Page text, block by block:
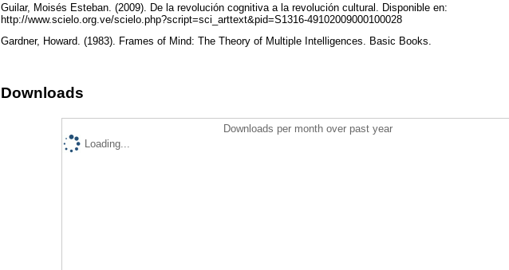
Guilar, Moisés Esteban. (2009). De la revolución cognitiva a la revolución cultural. Disponible en:
http://www.scielo.org.ve/scielo.php?script=sci_arttext&pid=S1316-49102009000100028
Gardner, Howard. (1983). Frames of Mind: The Theory of Multiple Intelligences. Basic Books.
Downloads
Downloads per month over past year
Loading...